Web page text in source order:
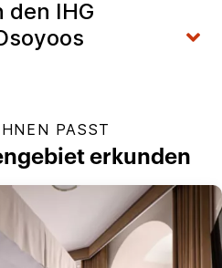
den IHG
PASST
erkunden